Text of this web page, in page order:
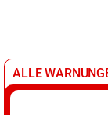
ALLE